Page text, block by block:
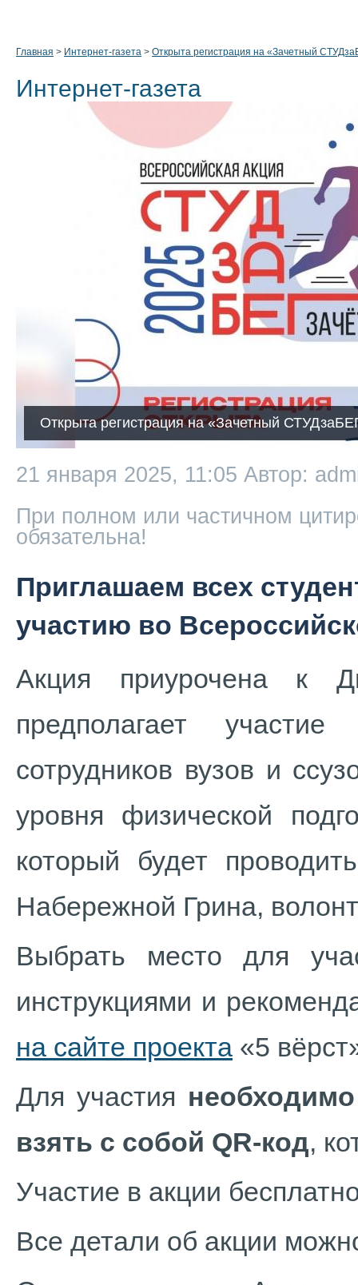
Главная > Интернет-газета > Открыта регистрация на «Зачетный
Интернет-газета
Открыта регистрация на «Зачетный
21 января 2025, 11:05 Автор:
При полном или частичном
обязательна!
Приглашаем всех
участию во
Акция приурочена к
предполагает
сотрудников вузов и
уровня физической
который будет
Набережной Грина,
Выбрать место для
инструкциями и
на сайте проекта «5
Для участия
взять с собой QR-код,
Участие в акции
Все детали об акции